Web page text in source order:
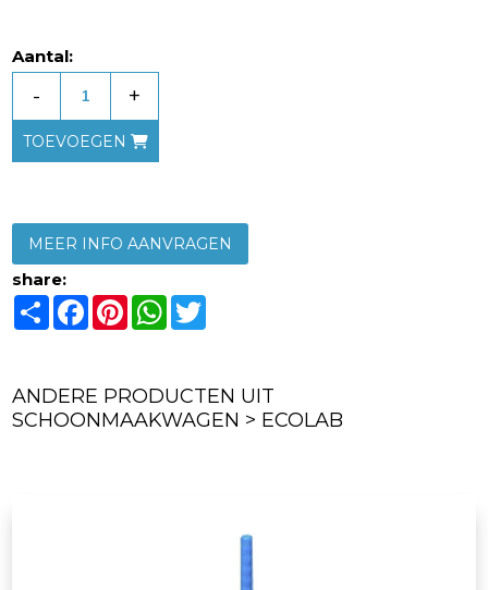
Aantal:
- +
TOEVOEGEN
MEER INFO AANVRAGEN
share:
ShareFacebook
PinterestWhatsApp
ANDERE PRODUCTEN UIT
SCHOONMAAKWAGEN > ECOLAB